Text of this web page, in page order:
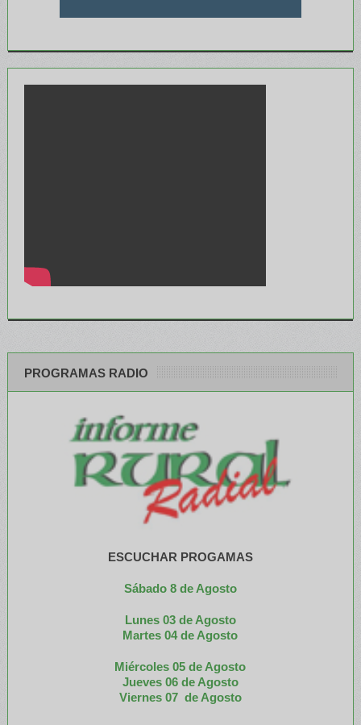
PROGRAMAS RADIO
ESCUCHAR PROGAMAS
Sábado 8 de Agosto
Lunes 03 de Agosto
Martes 04 de Agosto
Miércoles 05 de Agosto
Jueves 06 de Agosto
Viernes 07 de Agosto